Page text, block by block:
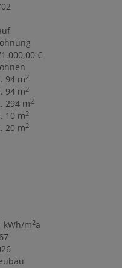
€
94 m2
94 m2
294 m2
10 m2
20 m2
kWh/m2a